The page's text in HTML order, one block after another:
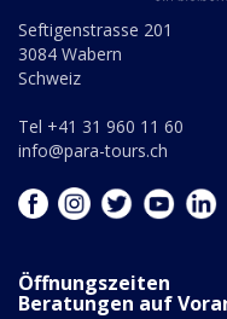
Seftigenstrasse 201
3084 Wabern
Schweiz
Tel +41 31 960 11 60
info@para-tours.ch
Öffnungszeiten
Beratungen auf